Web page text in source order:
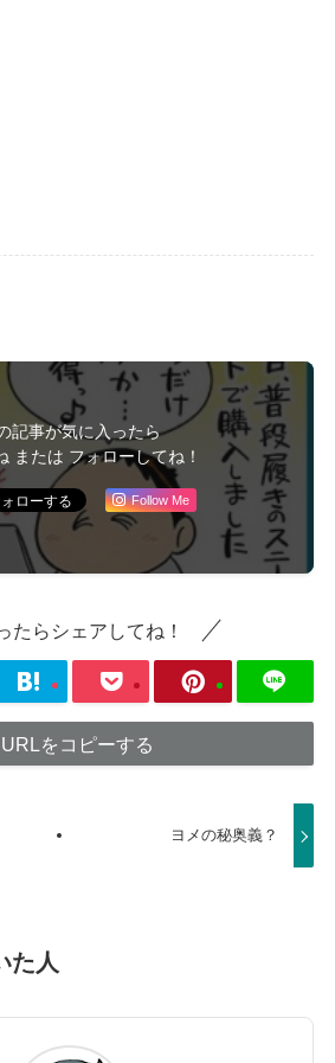
記事が気に入ったら
または フォローしてね！
Follow Me
たらシェアしてね！
URLをコピーする
ヨメの秘奥義？
た人